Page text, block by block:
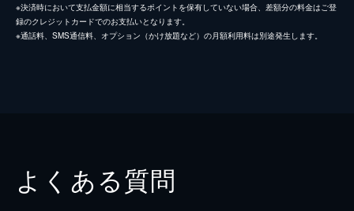
※決済時において支払金額に相当するポイントを保有していない場合、差額分の料金はご登
録のクレジットカードでのお支払いとなります。
※通話料、SMS通信料、オプション（かけ放題など）の月額利用料は別途発生します。
よくある質問